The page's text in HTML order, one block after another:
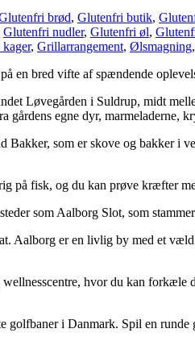
brød, Glutenfri butik,
Glutenfri nudler, Glutenfri øl,
, Grillarrangement, Ølsmagning,
en bred vifte af spændende
Løvegården i Suldrup, midt
gårdens egne dyr, marmeladerne,
som er skove og bakker i
på fisk, og du kan prøve kræfter
som Aalborg Slot, som
Aalborg er en livlig by med et
hvor du kan forkæle
golfbaner i Danmark. Spil en